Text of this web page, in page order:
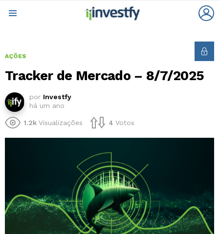
AÇÕES
Tracker de Mercado – 8/7/2025
por Investfy
há um ano
1.2k Visualizações 4 Votos